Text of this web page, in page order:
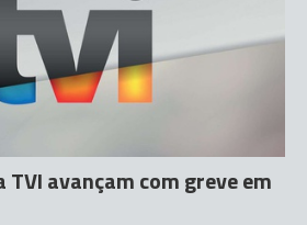
avançam com greve em